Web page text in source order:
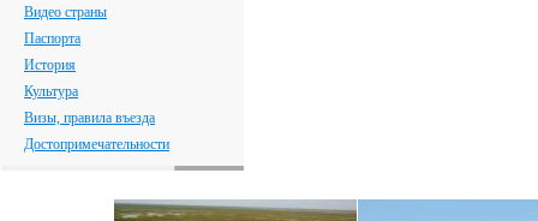
Видео страны
Паспорта
История
Культура
Визы, правила въезда
Достопримечательности